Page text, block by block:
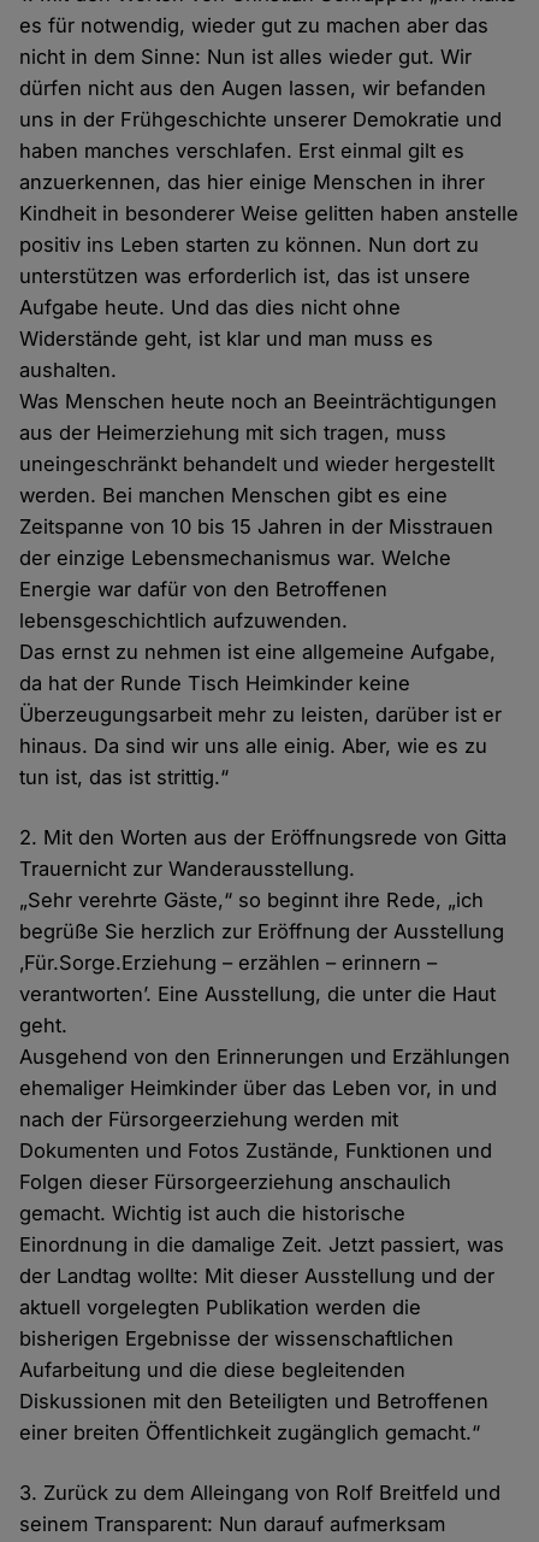
es für notwendig, wieder gut zu machen aber das
nicht in dem Sinne: Nun ist alles wieder gut. Wir
dürfen nicht aus den Augen lassen, wir befanden
uns in der Frühgeschichte unserer Demokratie und
haben manches verschlafen. Erst einmal gilt es
anzuerkennen, das hier einige Menschen in ihrer
Kindheit in besonderer Weise gelitten haben anstelle
positiv ins Leben starten zu können. Nun dort zu
unterstützen was erforderlich ist, das ist unsere
Aufgabe heute. Und das dies nicht ohne
Widerstände geht, ist klar und man muss es
aushalten.
Was Menschen heute noch an Beeinträchtigungen
aus der Heimerziehung mit sich tragen, muss
uneingeschränkt behandelt und wieder hergestellt
werden. Bei manchen Menschen gibt es eine
Zeitspanne von 10 bis 15 Jahren in der Misstrauen
der einzige Lebensmechanismus war. Welche
Energie war dafür von den Betroffenen
lebensgeschichtlich aufzuwenden.
Das ernst zu nehmen ist eine allgemeine Aufgabe,
da hat der Runde Tisch Heimkinder keine
Überzeugungsarbeit mehr zu leisten, darüber ist er
hinaus. Da sind wir uns alle einig. Aber, wie es zu
tun ist, das ist strittig.“
2. Mit den Worten aus der Eröffnungsrede von Gitta
Trauernicht zur Wanderausstellung.
„Sehr verehrte Gäste,“ so beginnt ihre Rede, „ich
begrüße Sie herzlich zur Eröffnung der Ausstellung
‚Für.Sorge.Erziehung – erzählen – erinnern –
verantworten’. Eine Ausstellung, die unter die Haut
geht.
Ausgehend von den Erinnerungen und Erzählungen
ehemaliger Heimkinder über das Leben vor, in und
nach der Fürsorgeerziehung werden mit
Dokumenten und Fotos Zustände, Funktionen und
Folgen dieser Fürsorgeerziehung anschaulich
gemacht. Wichtig ist auch die historische
Einordnung in die damalige Zeit. Jetzt passiert, was
der Landtag wollte: Mit dieser Ausstellung und der
aktuell vorgelegten Publikation werden die
bisherigen Ergebnisse der wissenschaftlichen
Aufarbeitung und die diese begleitenden
Diskussionen mit den Beteiligten und Betroffenen
einer breiten Öffentlichkeit zugänglich gemacht.“
3. Zurück zu dem Alleingang von Rolf Breitfeld und
seinem Transparent: Nun darauf aufmerksam